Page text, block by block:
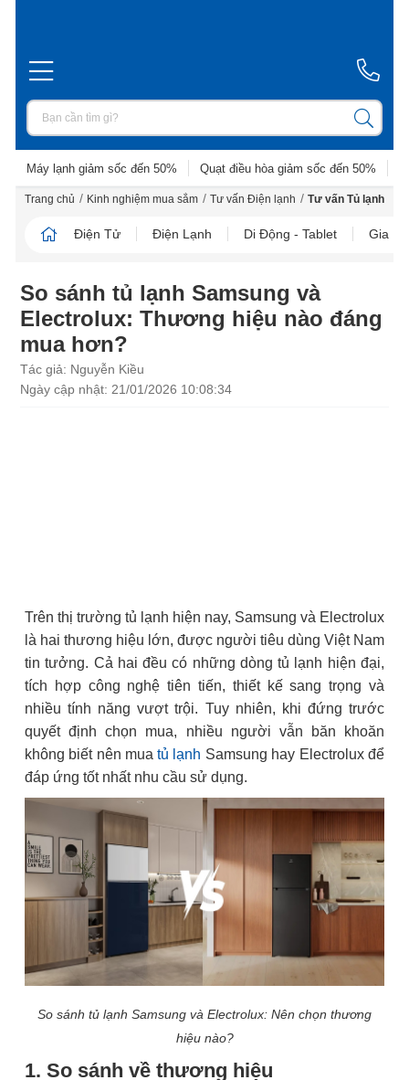
Máy lạnh giảm sốc đến 50% Quạt điều hòa giảm sốc đến 50%
Trang chủ / Kinh nghiệm mua sắm / Tư vấn Điện lạnh / Tư vấn Tủ lạnh
Điện Tử Điện Lạnh Di Động - Tablet Gia
So sánh tủ lạnh Samsung và
Electrolux: Thương hiệu nào đáng
mua hơn?
Tác giả: Nguyễn Kiều
Ngày cập nhật: 21/01/2026 10:08:34
Trên thị trường tủ lạnh hiện nay, Samsung và Electrolux
là hai thương hiệu lớn, được người tiêu dùng Việt Nam
tin tưởng. Cả hai đều có những dòng tủ lạnh hiện đại,
tích hợp công nghệ tiên tiến, thiết kế sang trọng và
nhiều tính năng vượt trội. Tuy nhiên, khi đứng trước
quyết định chọn mua, nhiều người vẫn băn khoăn
không biết nên mua tủ lạnh Samsung hay Electrolux để
đáp ứng tốt nhất nhu cầu sử dụng.
So sánh tủ lạnh Samsung và Electrolux: Nên chọn thương
hiệu nào?
1. So sánh về thương hiệu